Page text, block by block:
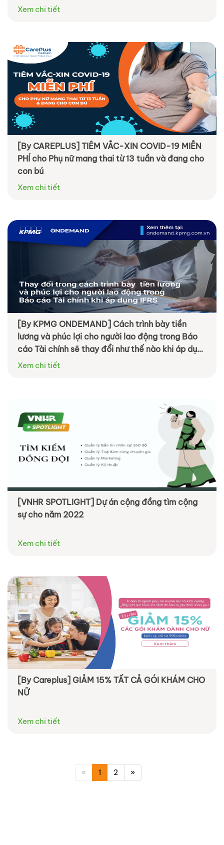
VÀO NGÀY 22/10/2021
Xem chi tiết
[By CAREPLUS] TIÊM VẮC-XIN COVID-19 MIỄN
PHÍ cho Phụ nữ mang thai từ 13 tuần và đang cho
con bú
Xem chi tiết
[By KPMG ONDEMAND] Cách trình bày tiền
lương và phúc lợi cho người lao động trong Báo
cáo Tài chính sẽ thay đổi như thế nào khi áp dụng
IFRS?
Xem chi tiết
[VNHR SPOTLIGHT] Dự án cộng đồng tìm cộng
sự cho năm 2022
Xem chi tiết
[By Careplus] GIẢM 15% TẤT CẢ GÓI KHÁM CHO
NỮ
Xem chi tiết
« 1 2 »